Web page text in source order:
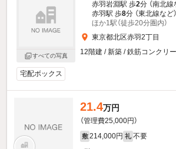
すべての写真
赤羽岩淵駅 歩2分 （南北線
赤羽駅 歩8分 （東北線など）
ほか1駅（徒歩20分圏内）
東京都北区赤羽2丁目
12階建 / 新築 / 鉄筋コンクリ
宅配ボックス
21.4万円
（管理費25,000円）
敷 214,000円 礼 不要